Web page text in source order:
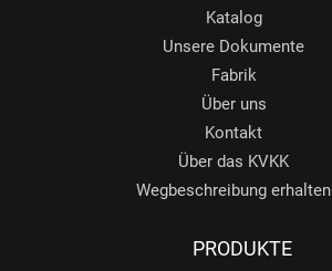
Katalog
Unsere Dokumente
Fabrik
Über uns
Kontakt
Über das KVKK
Wegbeschreibung erhalten
PRODUKTE